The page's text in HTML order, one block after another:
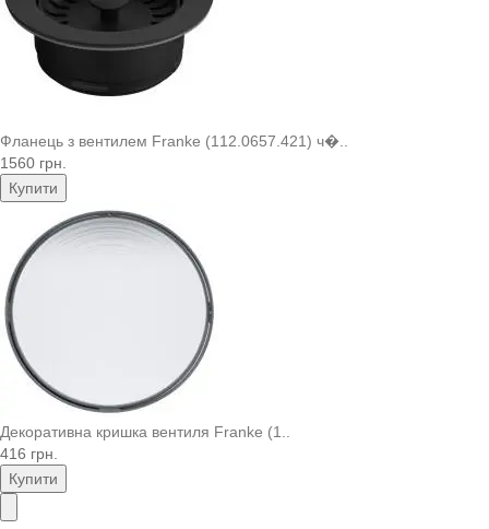
Фланець з вентилем Franke (112.0657.421) ч�..
1560 грн.
Купити
Декоративна кришка вентиля Franke (1..
416 грн.
Купити